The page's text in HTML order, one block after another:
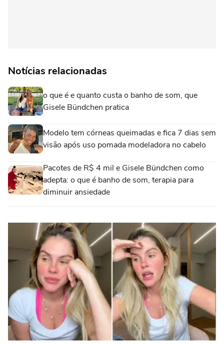
Notícias relacionadas
o que é e quanto custa o banho de som, que
Gisele Bündchen pratica
Modelo tem córneas queimadas e fica 7 dias sem
visão após uso pomada modeladora no cabelo
Pacotes de R$ 4 mil e Gisele Bündchen como
adepta: o que é banho de som, terapia para
diminuir ansiedade